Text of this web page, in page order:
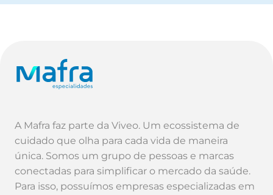
A Mafra faz parte da Viveo. Um ecossistema de
cuidado que olha para cada vida de maneira
única. Somos um grupo de pessoas e marcas
conectadas para simplificar o mercado da saúde.
Para isso, possuímos empresas especializadas em